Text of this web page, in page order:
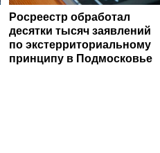
Росреестр обработал
десятки тысяч заявлений
по экстерриториальному
принципу в Подмосковье